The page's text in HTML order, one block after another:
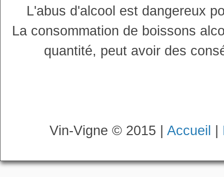
L'abus d'alcool est dangereux
La consommation de boissons
quantité, peut avoir des
Vin-Vigne © 2015 | Accueil